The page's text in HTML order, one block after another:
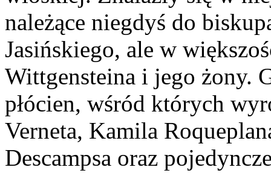
należące niegdyś do
Jasińskiego, ale w
Wittgensteina i jego żony.
płócien, wśród których
Verneta, Kamila
Descampsa oraz